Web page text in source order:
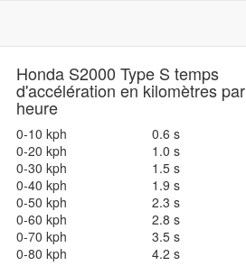
Honda S2000 Type S temps
d'accélération en kilomètres par
heure
0-10 kph
0.6 s
0-20 kph
1.0 s
0-30 kph
1.5 s
0-40 kph
1.9 s
0-50 kph
2.3 s
0-60 kph
2.8 s
0-70 kph
3.5 s
0-80 kph
4.2 s